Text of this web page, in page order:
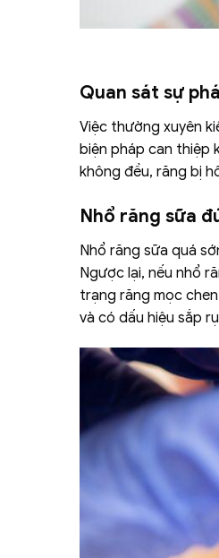
Quan sát sự
Việc thường xuyên
biện pháp can thiệp
không đều, răng bị
Nhổ răng sữa
Nhổ răng sữa quá
Ngược lại, nếu nhổ
trạng răng mọc
và có dấu hiệu sắp